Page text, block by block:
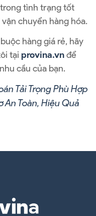
tình trạng tốt
chuyển hàng hóa.
hàng giá rẻ, hãy
tại provina.vnđể
cầu của bạn.
Tải Trọng Phù Hợp
An Toàn, Hiệu Quả